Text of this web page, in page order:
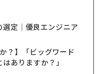
定｜優良エンジニア
？】「ビッグワード
ありますか？」